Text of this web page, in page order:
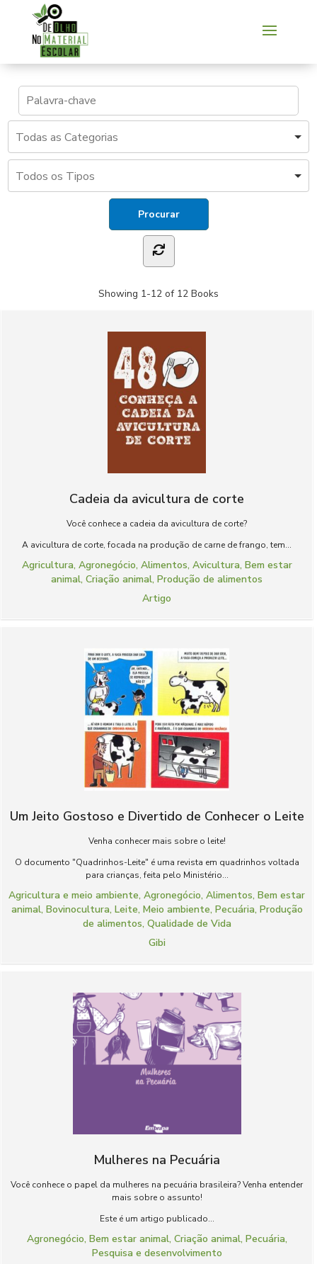
Showing 1-12 of 12 Books
Cadeia da avicultura de corte
Você conhece a cadeia da avicultura de corte?
A avicultura de corte, focada na produção de carne de frango, tem...
Agricultura, Agronegócio, Alimentos, Avicultura, Bem estar
animal, Criação animal, Produção de alimentos
Artigo
Um Jeito Gostoso e Divertido de Conhecer o Leite
Venha conhecer mais sobre o leite!
O documento "Quadrinhos-Leite" é uma revista em quadrinhos voltada
para crianças, feita pelo Ministério...
Agricultura e meio ambiente, Agronegócio, Alimentos, Bem estar
animal, Bovinocultura, Leite, Meio ambiente, Pecuária, Produção
de alimentos, Qualidade de Vida
Gibi
Mulheres na Pecuária
Você conhece o papel da mulheres na pecuária brasileira? Venha entender
mais sobre o assunto!
Este é um artigo publicado...
Agronegócio, Bem estar animal, Criação animal, Pecuária,
Pesquisa e desenvolvimento